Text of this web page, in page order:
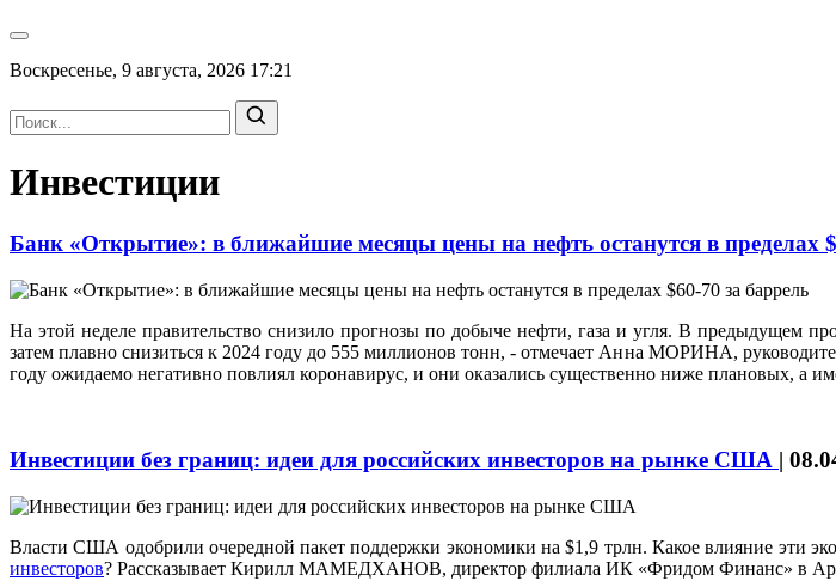
Воскресенье, 9 августа, 2026 17:21
Инвестиции
Банк «Открытие»: в ближайшие месяцы цены на нефть останутся в пределах
На этой неделе правительство снизило прогнозы по добыче нефти, газа и угля. В предыдущем
затем плавно снизиться к 2024 году до 555 миллионов тонн, - отмечает Анна МОРИНА,
году ожидаемо негативно повлиял коронавирус, и они оказались существенно ниже плановых, а
Инвестиции без границ: идеи для российских инвесторов на рынке США |
Власти США одобрили очередной пакет поддержки экономики на $1,9 трлн. Какое влияние эти
инвесторов? Рассказывает Кирилл МАМЕДХАНОВ, директор филиала ИК «Фридом Финанс» в